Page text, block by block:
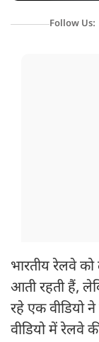
Follow Us:
भारतीय रेलवे
आती रहती हैं,
रहे एक वीडियो
वीडियो में रेलवे